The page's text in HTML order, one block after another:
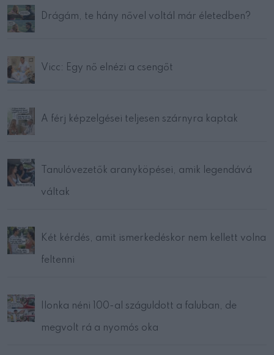
Drágám, te hány nővel voltál már életedben?
Vicc: Egy nő elnézi a csengőt
A férj képzelgései teljesen szárnyra kaptak
Tanulóvezetők aranyköpései, amik legendává
váltak
Két kérdés, amit ismerkedéskor nem kellett volna
feltenni
Ilonka néni 100-al száguldott a faluban, de
megvolt rá a nyomós oka